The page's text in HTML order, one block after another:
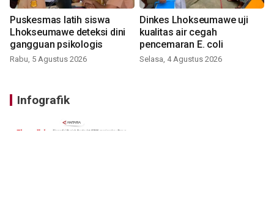
Puskesmas latih siswa
Lhokseumawe deteksi dini
gangguan psikologis
Rabu, 5 Agustus 2026
Dinkes Lhokseumawe uji
kualitas air cegah
pencemaran E. coli
Selasa, 4 Agustus 2026
Infografik